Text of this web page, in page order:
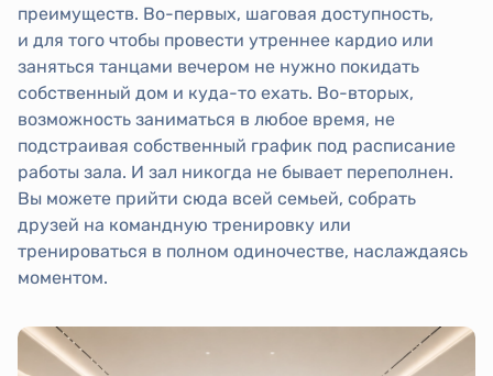
преимуществ. Во-первых, шаговая доступность,
и для того чтобы провести утреннее кардио или
заняться танцами вечером не нужно покидать
собственный дом и куда-то ехать. Во-вторых,
возможность заниматься в любое время, не
подстраивая собственный график под расписание
работы зала. И зал никогда не бывает переполнен.
Вы можете прийти сюда всей семьей, собрать
друзей на командную тренировку или
тренироваться в полном одиночестве, наслаждаясь
моментом.